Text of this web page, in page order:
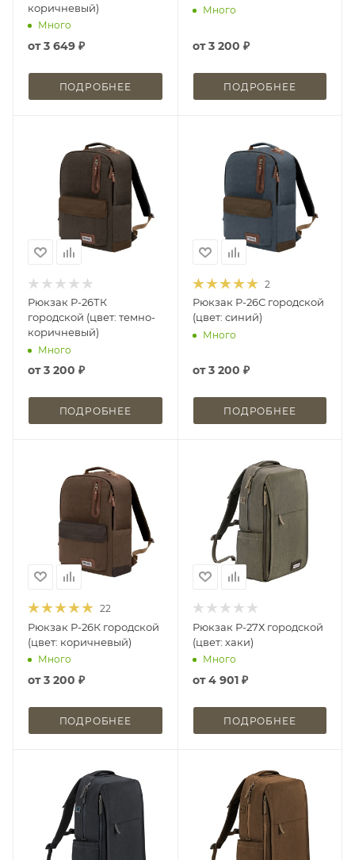
коричневый)
Много
от3 649 ₽
ПОДРОБНЕЕ
Много
от3 200 ₽
ПОДРОБНЕЕ
Рюкзак Р-26ТК
городской (цвет: темно-
коричневый)
Много
от3 200 ₽
ПОДРОБНЕЕ
2
Рюкзак Р-26С городской
(цвет: синий)
Много
от3 200 ₽
ПОДРОБНЕЕ
22
Рюкзак Р-26К городской
(цвет: коричневый)
Много
от3 200 ₽
ПОДРОБНЕЕ
Рюкзак Р-27Х городской
(цвет: хаки)
Много
от4 901 ₽
ПОДРОБНЕЕ